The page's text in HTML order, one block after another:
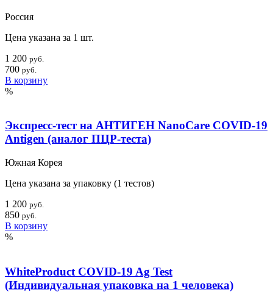
Россия
Цена указана за 1 шт.
1 200 руб.
700 руб.
В корзину
%
Экспресс-тест на АНТИГЕН NanoCare COVID-19
Antigen (аналог ПЦР-теста)
Южная Корея
Цена указана за упаковку (1 тестов)
1 200 руб.
850 руб.
В корзину
%
WhiteProduct COVID-19 Ag Test
(Индивидуальная упаковка на 1 человека)